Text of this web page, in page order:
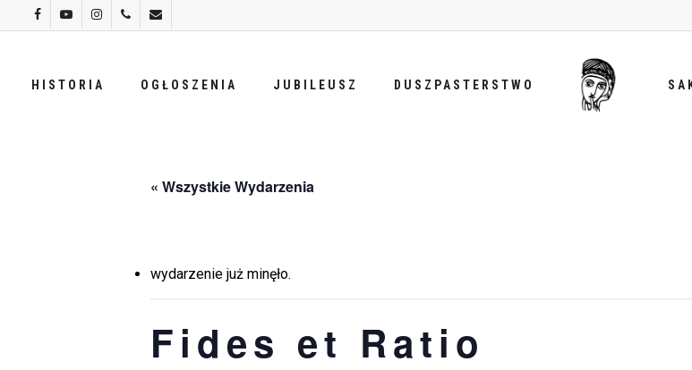
content
facebookyoutubeinstagramphoneemail
HISTORIA OGŁOSZENIA JUBILEUSZ DUSZPASTERSTWO
« Wszystkie Wydarzenia
wydarzenie już minęło.
Fides et Ratio